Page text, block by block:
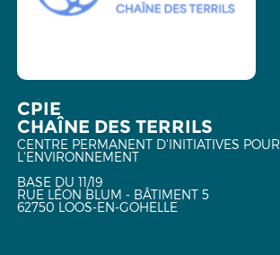
CPIE
CHAÎNE DES TERRILS
CENTRE PERMANENT D'INITIATIVES POUR
L'ENVIRONNEMENT
BASE DU 11/19
RUE LÉON BLUM - BÂTIMENT 5
62750 LOOS-EN-GOHELLE